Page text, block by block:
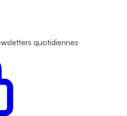
quotidiennes